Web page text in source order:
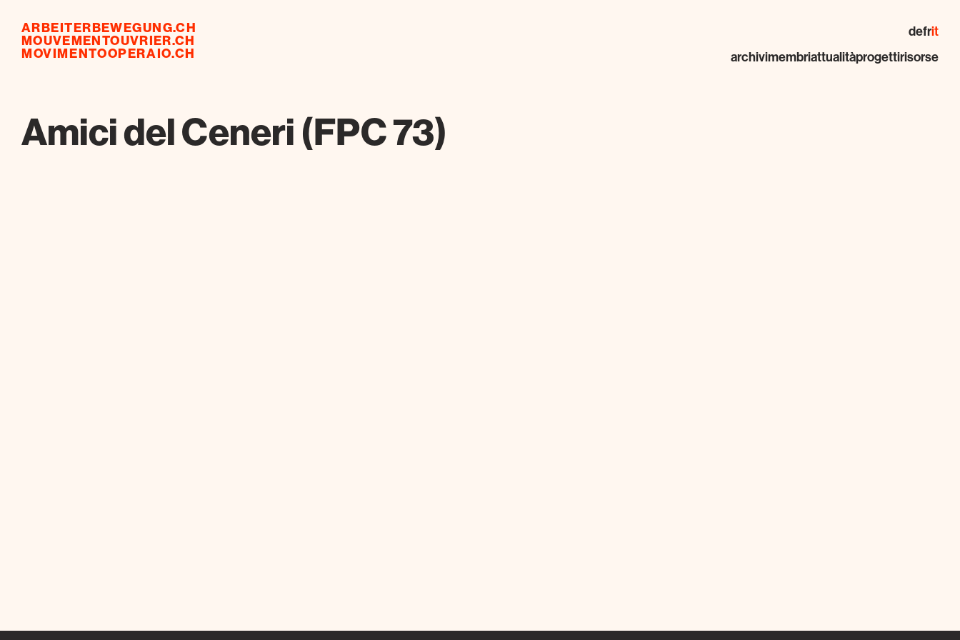
ARBEITERBEWEGUNG.CH
MOUVEMENTOUVRIER.CH
MOVIMENTOOPERAIO.CH
defrit
archivimembriattualitàprogettirisorse
Amici del Ceneri (FPC 73)